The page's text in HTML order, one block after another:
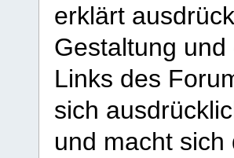
erklärt
Gestaltung
Links des
sich
und macht